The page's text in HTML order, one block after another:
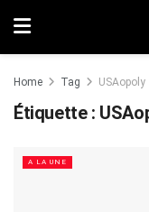
Home Tag USAopoly
Étiquette :
A LA UNE